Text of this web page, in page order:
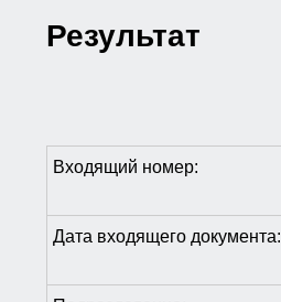
Результат
Входящий номер:
Дата входящего документа: